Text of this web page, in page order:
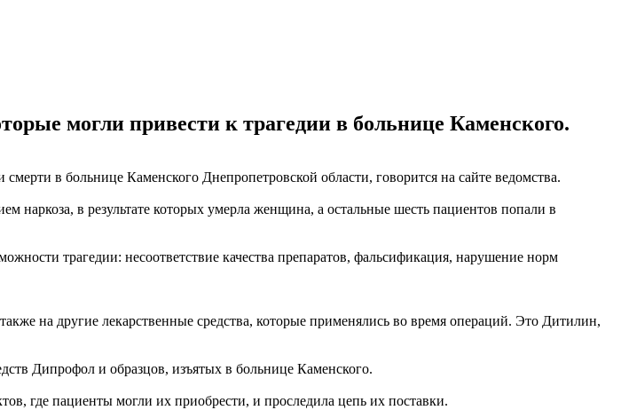
могли привести к трагедии в больнице Каменского.
в больнице Каменского Днепропетровской области, говорится на сайте ведомства.
наркоза, в результате которых умерла женщина, а остальные шесть пациентов попали в
трагедии: несоответствие качества препаратов, фальсификация, нарушение норм
на другие лекарственные средства, которые применялись во время операций. Это Дитилин,
Дипрофол и образцов, изъятых в больнице Каменского.
где пациенты могли их приобрести, и проследила цепь их поставки.